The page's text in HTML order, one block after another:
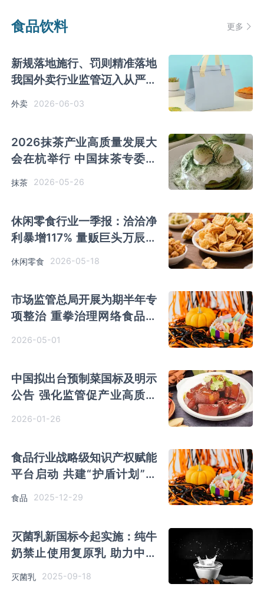
食品饮料 更多
新规落地施行、罚则精准落地
我国外卖行业监管迈入从严新
阶段
外卖 2026-06-03
2026抹茶产业高质量发展大
会在杭举行 中国抹茶专委会
抹茶 2026-05-26
休闲零食行业一季报：洽洽净
利暴增117% 量贩巨头万辰集
休闲零食 2026-05-18
市场监管总局开展为期半年专
项整治 重拳治理网络食品销
2026-05-01
中国拟出台预制菜国标及明示
公告 强化监管促产业高质量
2026-01-26
食品行业战略级知识产权赋能
平台启动 共建“护盾计划”护
航产业创新
食品 2025-12-29
灭菌乳新国标今起实施：纯牛
奶禁止使用复原乳 助力中国
灭菌乳 2025-09-18